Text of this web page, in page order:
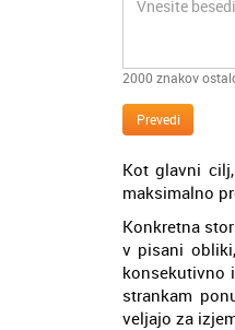
2000 znakov
Prevedi
Kot glavni
maksimalno
Konkretna
v pisani
konsekutivno
strankam
veljajo za